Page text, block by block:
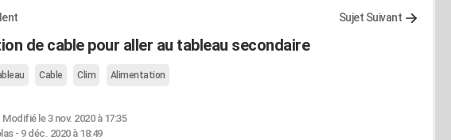
Sujet Suivant
de cable pour aller au tableau secondaire
Cable Clim Alimentation
Modifié le 3 nov. 2020 à 17:35
- 9 déc. 2020 à 18:49